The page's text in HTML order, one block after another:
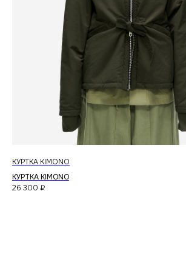
КУРТКА KIMONO
КУРТКА KIMONO
26 300 ₽